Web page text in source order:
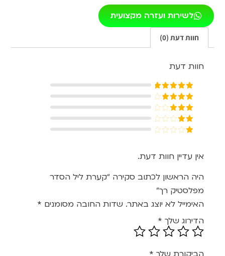
לשירות ועזרה מקצועית
חוות דעת (0)
חוות דעת
דורג5מתוך
5
דורג4
מתוך 5
דורג3
מתוך 5
דורג
מתוך
5
אין עדיין חוות דעת.
היה הראשון לכתוב סקירה “קערת ליל הסדר
מפלסטיק רך”
האימייל לא יוצג באתר. שדות החובה מסומנים *
הדירוג שלך *